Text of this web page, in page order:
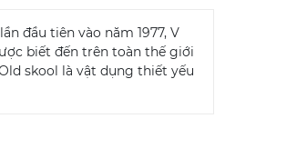
đầu tiên vào năm 1977, V
biết đến trên toàn thế giới
skool là vật dụng thiết yếu